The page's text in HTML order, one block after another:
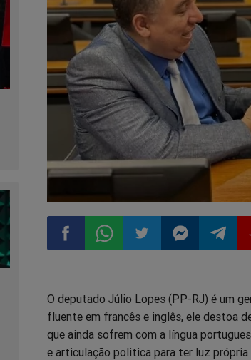
no
Facebook
no
Whatsapp
no
Twitter
no
Messenger
no
O deputado Júlio Lopes (PP-RJ) é um
fluente em francês e inglês, ele destoa
que ainda sofrem com a língua
e articulação politica para ter luz própria